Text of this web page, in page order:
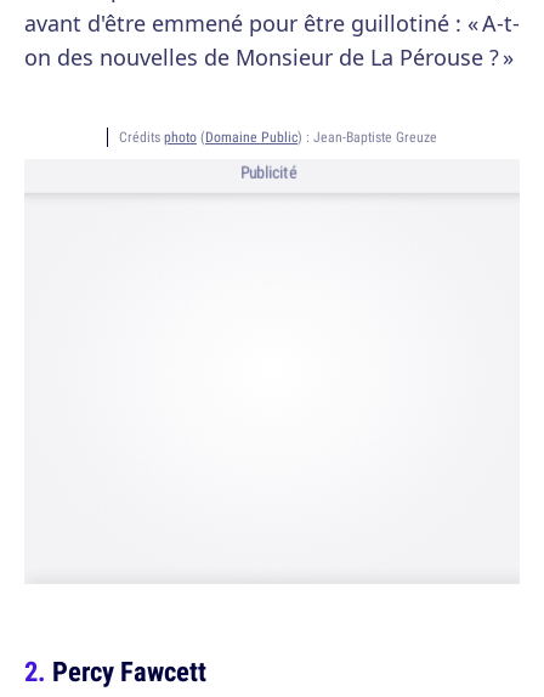
avant d'être emmené pour être guillotiné : « A-t-
on des nouvelles de Monsieur de La Pérouse ? »
Crédits photo (Domaine Public) : Jean-Baptiste Greuze
Publicité
Percy Fawcett